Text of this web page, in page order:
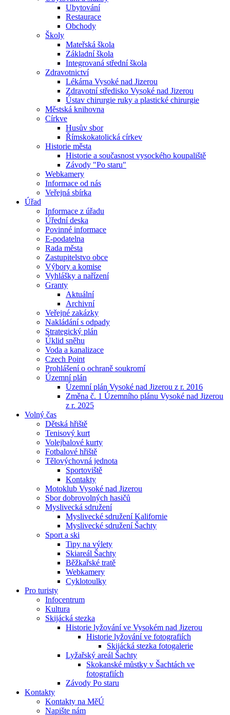
Ubytování
Restaurace
Obchody
Školy
Mateřská škola
Základní škola
Integrovaná střední škola
Zdravotnictví
Lékárna Vysoké nad Jizerou
Zdravotní středisko Vysoké nad Jizerou
Ústav chirurgie ruky a plastické chirurgie
Městská knihovna
Církve
Husův sbor
Římskokatolická církev
Historie města
Historie a současnost vysockého koupaliště
Závody "Po staru"
Webkamery
Informace od nás
Veřejná sbírka
Úřad
Informace z úřadu
Úřední deska
Povinné informace
E-podatelna
Rada města
Zastupitelstvo obce
Výbory a komise
Vyhlášky a nařízení
Granty
Aktuální
Archivní
Veřejné zakázky
Nakládání s odpady
Strategický plán
Úklid sněhu
Voda a kanalizace
Czech Point
Prohlášení o ochraně soukromí
Územní plán
Územní plán Vysoké nad Jizerou z r. 2016
Změna č. 1 Územního plánu Vysoké nad Jizerou
z r. 2025
Volný čas
Dětská hřiště
Tenisový kurt
Volejbalové kurty
Fotbalové hřiště
Tělovýchovná jednota
Sportoviště
Kontakty
Motoklub Vysoké nad Jizerou
Sbor dobrovolných hasičů
Myslivecká sdružení
Myslivecké sdružení Kalifornie
Myslivecké sdružení Šachty
Sport a ski
Tipy na výlety
Skiareál Šachty
Běžkařské tratě
Webkamery
Cyklotoulky
Pro turisty
Infocentrum
Kultura
Skijácká stezka
Historie lyžování ve Vysokém nad Jizerou
Historie lyžování ve fotografiích
Skijácká stezka fotogalerie
Lyžařský areál Šachty
Skokanské můstky v Šachtách ve
fotografiích
Závody Po staru
Kontakty
Kontakty na MěÚ
Napište nám